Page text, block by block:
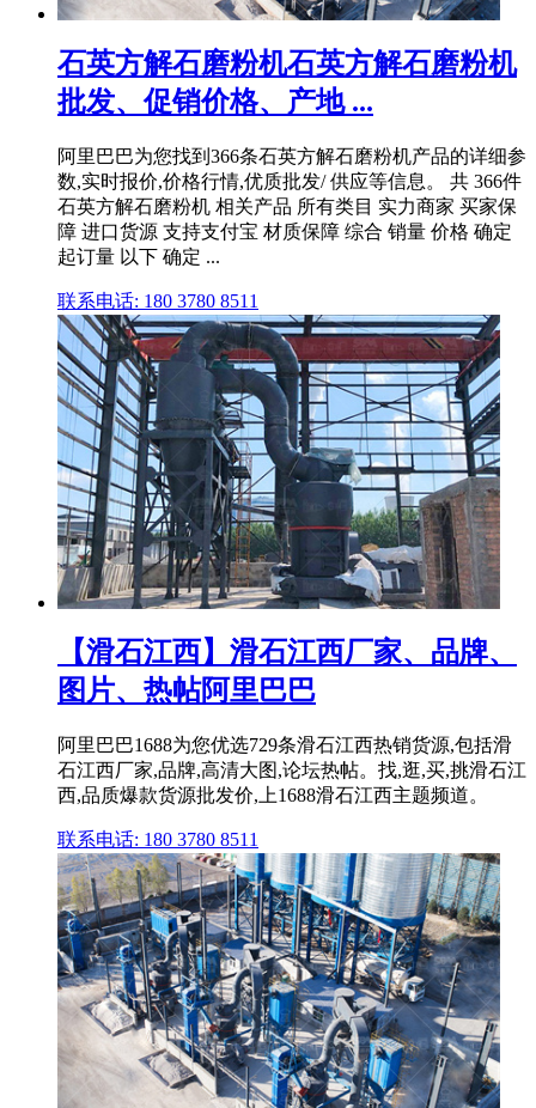
石英方解石磨粉机石英方解石磨粉机
批发、促销价格、产地 ...
阿里巴巴为您找到366条石英方解石磨粉机产品的详细参
数,实时报价,价格行情,优质批发/ 供应等信息。 共 366件
石英方解石磨粉机 相关产品 所有类目 实力商家 买家保
障 进口货源 支持支付宝 材质保障 综合 销量 价格 确定
起订量 以下 确定 ...
联系电话: 180 3780 8511
【滑石江西】滑石江西厂家、品牌、
图片、热帖阿里巴巴
阿里巴巴1688为您优选729条滑石江西热销货源,包括滑
石江西厂家,品牌,高清大图,论坛热帖。找,逛,买,挑滑石江
西,品质爆款货源批发价,上1688滑石江西主题频道。
联系电话: 180 3780 8511